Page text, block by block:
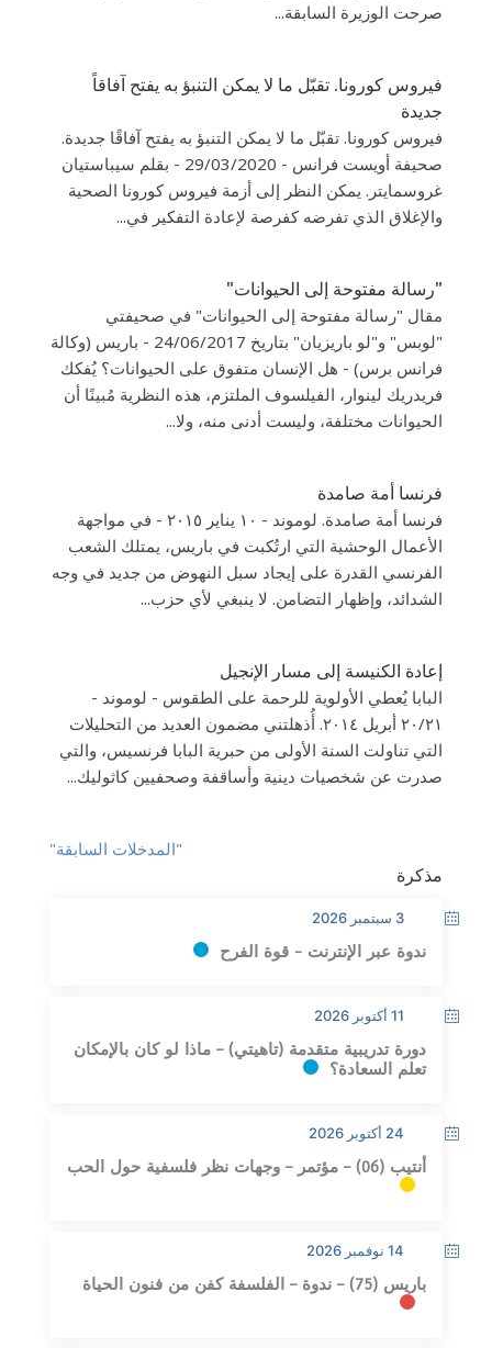
صرحت الوزيرة السابقة...
فيروس كورونا. تقبّل ما لا يمكن التنبؤ به يفتح آفاقاً
جديدة
فيروس كورونا. تقبّل ما لا يمكن التنبؤ به يفتح آفاقًا جديدة.
صحيفة أويست فرانس - 29/03/2020 - بقلم سيباستيان
غروسمايتر. يمكن النظر إلى أزمة فيروس كورونا الصحية
والإغلاق الذي تفرضه كفرصة لإعادة التفكير في...
"رسالة مفتوحة إلى الحيوانات"
مقال "رسالة مفتوحة إلى الحيوانات" في صحيفتي
"لوبس" و"لو باريزيان" بتاريخ 24/06/2017 - باريس (وكالة
فرانس برس) - هل الإنسان متفوق على الحيوانات؟ يُفكك
فريدريك لينوار، الفيلسوف الملتزم، هذه النظرية مُبينًا أن
الحيوانات مختلفة، وليست أدنى منه، ولا...
فرنسا أمة صامدة
فرنسا أمة صامدة. لوموند - ١٠ يناير ٢٠١٥ - في مواجهة
الأعمال الوحشية التي ارتُكبت في باريس، يمتلك الشعب
الفرنسي القدرة على إيجاد سبل النهوض من جديد في وجه
الشدائد، وإظهار التضامن. لا ينبغي لأي حزب...
إعادة الكنيسة إلى مسار الإنجيل
البابا يُعطي الأولوية للرحمة على الطقوس - لوموند -
٢٠/٢١ أبريل ٢٠١٤. أُذهلتني مضمون العديد من التحليلات
التي تناولت السنة الأولى من حبرية البابا فرنسيس، والتي
صدرت عن شخصيات دينية وأساقفة وصحفيين كاثوليك...
"المدخلات السابقة"
مذكرة
3 سبتمبر 2026
ندوة عبر الإنترنت - قوة الفرح
11 أكتوبر 2026
دورة تدريبية متقدمة (تاهيتي) – ماذا لو كان بالإمكان
تعلم السعادة؟
24 أكتوبر 2026
أنتيب (06) – مؤتمر – وجهات نظر فلسفية حول الحب
14 نوفمبر 2026
باريس (75) – ندوة – الفلسفة كفن من فنون الحياة